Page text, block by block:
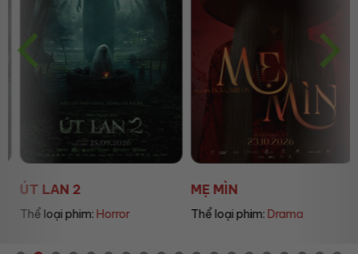
ÚT LAN 2
Thể loại phim:Horror
MẸ MÌN
Thể loại phim:Drama